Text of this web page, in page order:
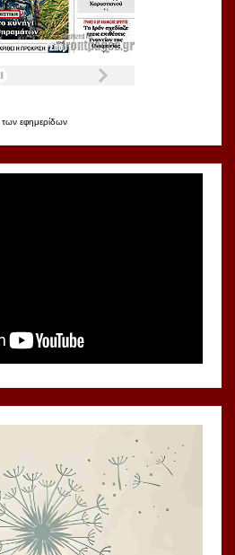
των εφημερίδων